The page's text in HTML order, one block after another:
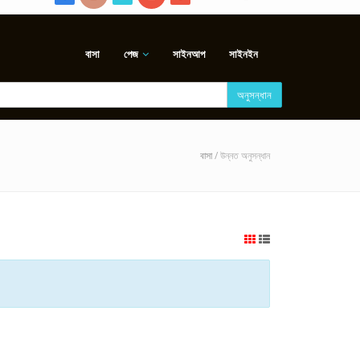
বাসা পেজ সাইনআপ সাইনইন
অনুসন্ধান
বাসা/ উন্নত অনুসন্ধান